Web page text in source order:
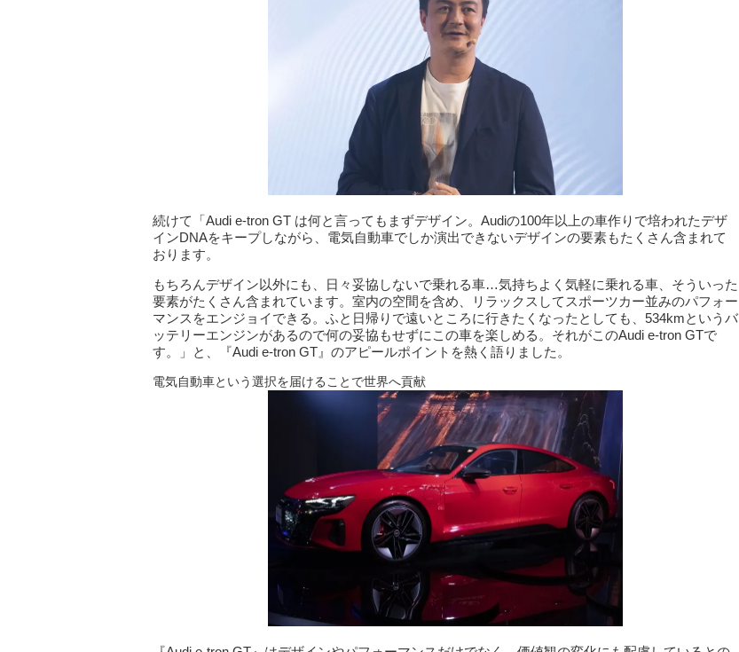
続けて「Audi e-tron GT は何と言ってもまずデザイン。Audiの100年以上の車作りで培われたデザ
インDNAをキープしながら、電気自動車でしか演出できないデザインの要素もたくさん含まれて
おります。
もちろんデザイン以外にも、日々妥協しないで乗れる車…気持ちよく気軽に乗れる車、そういった
要素がたくさん含まれています。室内の空間を含め、リラックスしてスポーツカー並みのパフォー
マンスをエンジョイできる。ふと日帰りで遠いところに行きたくなったとしても、534kmというバ
ッテリーエンジンがあるので何の妥協もせずにこの車を楽しめる。それがこのAudi e-tron GTで
す。」と、『Audi e-tron GT』のアピールポイントを熱く語りました。
電気自動車という選択を届けることで世界へ貢献